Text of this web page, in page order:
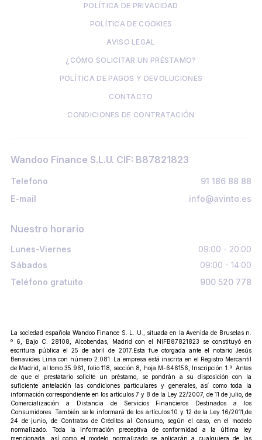
POLÍTICA DE PRIVACIDAD
POLÍTICA DE COOKIES
AVISO LEGAL
¿CÓMO SOLICITAR UN PRÉSTAMO?
POLÍTICA DE PAGOS Y DEVOLUCIONES
CONTACTO
CONDICIONES DE CONTRATACIÓN
Wandoo Finance S.L.U. CIF: B87821823
Telefono
91 186 88 88
E-mail
info@avinto.es
Nuestro horario
Lunes-Viernes
09:00 - 20:00
Sábados
09:00 - 14:00
Teléfono gratuito
900 520 778
La sociedad española Wandoo Finance S. L. U., situada en la Avenida de Bruselas n.
º 6, Bajo C. 28108, Alcobendas, Madrid con el NIFB87821823 se constituyó en
escritura pública el 25 de abril de 2017.Esta fue otorgada ante el notario Jesús
Benavides Lima con número 2.081. La empresa está inscrita en el Registro Mercantil
de Madrid, al tomo 35.961, folio 118, sección 8, hoja M-646156, Inscripción 1.ª. Antes
de que el prestatario solicite un préstamo, se pondrán a su disposición con la
suficiente antelación las condiciones particulares y generales, así como toda la
información correspondiente en los artículos 7 y 8 de la Ley 22/2007, de 11 de julio, de
Comercialización a Distancia de Servicios Financieros Destinados a los
Consumidores. También se le informará de los artículos 10 y 12 de la Ley 16/2011,de
24 de junio, de Contratos de Créditos al Consumo, según el caso, en el modelo
normalizado. Toda la información preceptiva de conformidad a la última ley
mencionada, así como el modelo normalizado se aplicarán a cualquiera de las